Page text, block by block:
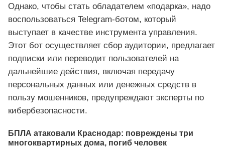
Однако, чтобы стать обладателем «подарка», надо
воспользоваться Telegram-ботом, который
выступает в качестве инструмента управления.
Этот бот осуществляет сбор аудитории, предлагает
подписки или переводит пользователей на
дальнейшие действия, включая передачу
персональных данных или денежных средств в
пользу мошенников, предупреждают эксперты по
кибербезопасности.
БПЛА атаковали Краснодар: повреждены три
многоквартирных дома, погиб человек